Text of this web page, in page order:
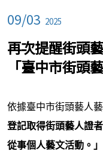
09/03 2025
再次提醒街頭
「臺中市街頭
依據臺中市街頭藝人
登記取得街頭藝人證
從事個人藝文活動。」